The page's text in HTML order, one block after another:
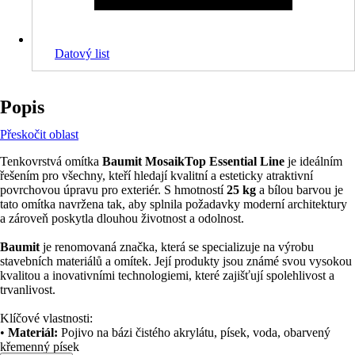
Datový list
Popis
Přeskočit oblast
Tenkovrstvá omítka Baumit MosaikTop Essential Line je ideálním
řešením pro všechny, kteří hledají kvalitní a esteticky atraktivní
povrchovou úpravu pro exteriér. S hmotností25 kg a bílou barvou je
tato omítka navržena tak, aby splnila požadavky moderní architektury
a zároveň poskytla dlouhou životnost a odolnost.
Baumit je renomovaná značka, která se specializuje na výrobu
stavebních materiálů a omítek. Její produkty jsou známé svou vysokou
kvalitou a inovativními technologiemi, které zajišťují spolehlivost a
trvanlivost.
Klíčové vlastnosti:
• Materiál: Pojivo na bázi čistého akrylátu, písek, voda, obarvený
křemenný písek